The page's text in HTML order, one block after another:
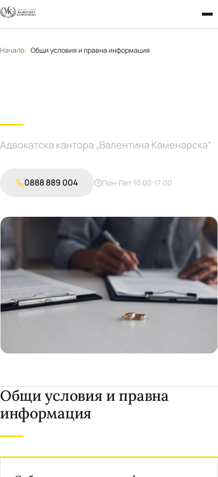
Начало Общи условия и правна информация
Адвокатска кантора „Валентина Каменарска“
0888 889 004 Пон-Пет 10:00-17:00
Общи условия и правна
информация